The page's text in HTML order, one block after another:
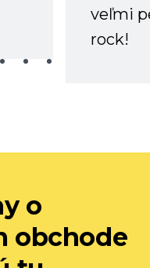
veľmi
rock!
o
obchode